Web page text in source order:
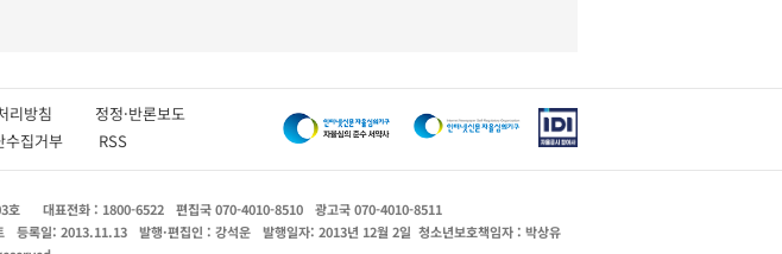
처리방침 정정·반론보도
수집거부 RSS
호 대표전화 : 1800-6522 편집국 070-4010-8510
광고국 070-4010-8511
등록일: 2013.11.13 발행·편집인 : 강석운 발행일자: 2013년 12월 2일 청소년보호책임자 : 박상유